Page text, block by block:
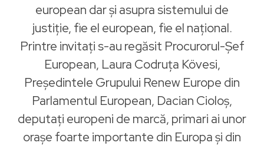
european dar și asupra sistemului de
justiție, fie el european, fie el național.
Printre invitați s-au regăsit Procurorul-Șef
European, Laura Codruța Kövesi,
Președintele Grupului Renew Europe din
Parlamentul European, Dacian Cioloș,
deputați europeni de marcă, primari ai unor
orașe foarte importante din Europa și din